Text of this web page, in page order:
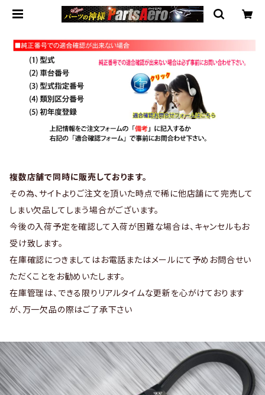
複数店舗で同時に販売しております。
その為、サイトよりご注文を頂いた時点で稀に他店舗にて完売して
しまい欠品してしまう場合がございます。
今後の入荷予定を確認して入荷が困難な場合は、キャンセルもお
受け致します。
在庫確認につきましてはお電話またはメールにて予めお問合せい
ただくことをお勧めいたします。
在庫管理は、できる限りリアルタイムな更新を心がけております
が、万一欠品の際はご了承下さい